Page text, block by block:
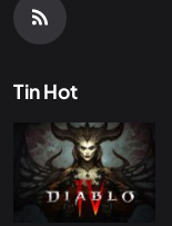
Tin Hot